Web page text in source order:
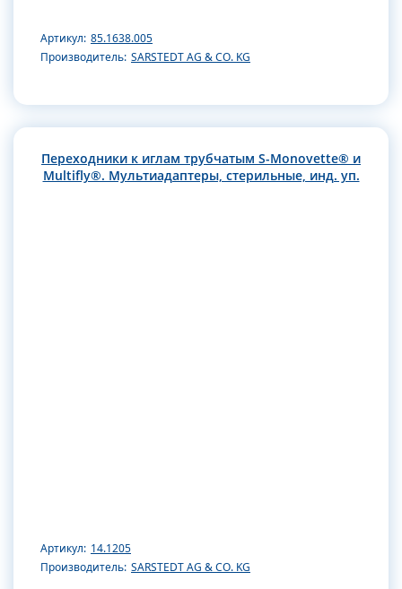
Артикул: 85.1638.005
Производитель: SARSTEDT AG & CO. KG
Переходники к иглам трубчатым S-Monovette® и
Multifly®. Мультиадаптеры, стерильные, инд. уп.
Артикул: 14.1205
Производитель: SARSTEDT AG & CO. KG